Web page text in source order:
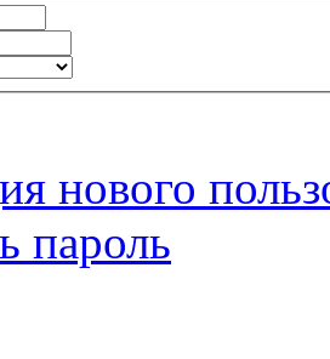
нового
пароль